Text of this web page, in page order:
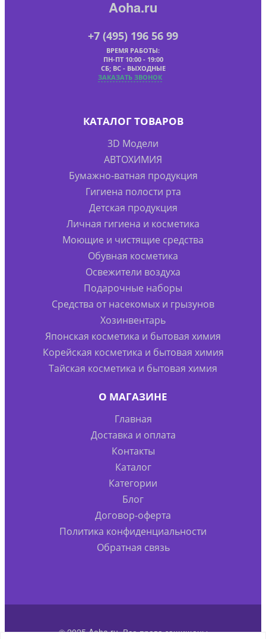
Aoha.ru
+7 (495) 196 56 99
ВРЕМЯ РАБОТЫ:
ПН-ПТ 10:00 - 19:00
СБ; ВС - ВЫХОДНЫЕ
ЗАКАЗАТЬ ЗВОНОК
КАТАЛОГ ТОВАРОВ
3D Модели
АВТОХИМИЯ
Бумажно-ватная продукция
Гигиена полости рта
Детская продукция
Личная гигиена и косметика
Моющие и чистящие средства
Обувная косметика
Освежители воздуха
Подарочные наборы
Средства от насекомых и грызунов
Хозинвентарь
Японская косметика и бытовая химия
Корейская косметика и бытовая химия
Тайская косметика и бытовая химия
О МАГАЗИНЕ
Главная
Доставка и оплата
Контакты
Каталог
Категории
Блог
Договор-оферта
Политика конфиденциальности
Обратная связь
© 2025 Aoha.ru. Все права защищены